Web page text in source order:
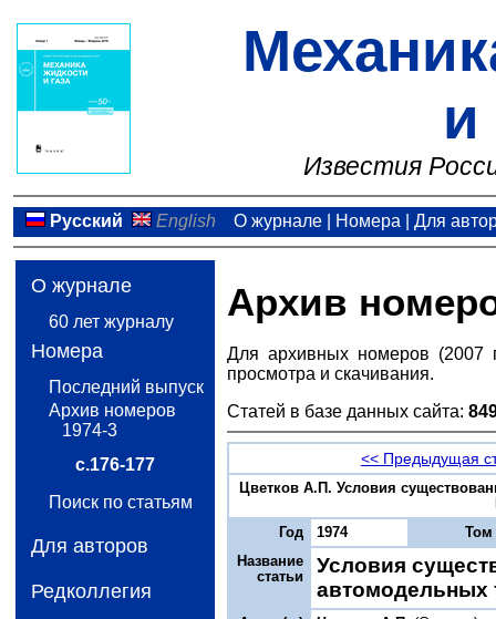
и
Известия
Русский English О журнале| Номера Для
О журнале
60 лет журналу
Номера
Последний выпуск
Архив номеров
1974-3
с.176-177
Поиск по статьям
Для авторов
Редколлегия
Архив
Для архивных номеров (2007
просмотра и скачивания.
Статей в базе данных сайта:
<< Предыдущая
Цветков A.П. Условия
Год
1974
Том
Название
статьи
Условия
автомодельных